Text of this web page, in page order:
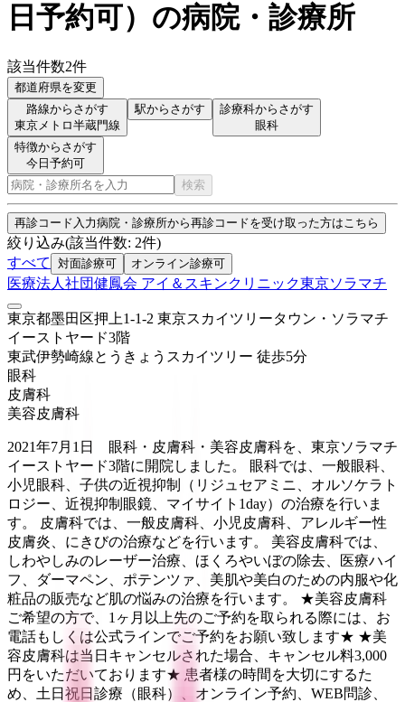
日予約可） の病院・診療所
該当件数2件
都道府県を変更
路線からさがす
東京メトロ半蔵門線
駅からさがす
診療科からさがす
眼科
特徴からさがす
今日予約可
検索
再診コード入力病院・診療所から再診コードを受け取った方はこちら
絞り込み(該当件数: 2件)
すべて
対面診療可 オンライン診療可
医療法人社団健鳳会 アイ＆スキンクリニック東京ソラマチ
東京都墨田区押上1-1-2 東京スカイツリータウン・ソラマチ
イーストヤード3階
東武伊勢崎線とうきょうスカイツリー 徒歩5分
眼科
皮膚科
美容皮膚科
2021年7月1日 眼科・皮膚科・美容皮膚科を、東京ソラマチ
イーストヤード3階に開院しました。 眼科では、一般眼科、
小児眼科、子供の近視抑制（リジュセアミニ、オルソケラト
ロジー、近視抑制眼鏡、マイサイト1day）の治療を行いま
す。 皮膚科では、一般皮膚科、小児皮膚科、アレルギー性
皮膚炎、にきびの治療などを行います。 美容皮膚科では、
しわやしみのレーザー治療、ほくろやいぼの除去、医療ハイ
フ、ダーマペン、ポテンツァ、美肌や美白のための内服や化
粧品の販売など肌の悩みの治療を行います。 ★美容皮膚科
ご希望の方で、1ヶ月以上先のご予約を取られる際には、お
電話もしくは公式ラインでご予約をお願い致します★ ★美
容皮膚科は当日キャンセルされた場合、キャンセル料3,000
円をいただいております★ 患者様の時間を大切にするた
め、土日祝日診療（眼科）、オンライン予約、WEB問診、